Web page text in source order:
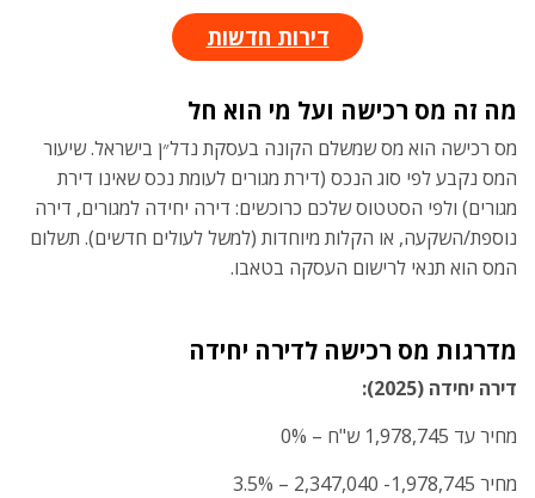
דירות חדשות
מה זה מס רכישה ועל מי הוא חל
מס רכישה הוא מס שמשלם הקונה בעסקת נדל״ן בישראל. שיעור
המס נקבע לפי סוג הנכס (דירת מגורים לעומת נכס שאינו דירת
מגורים) ולפי הסטטוס שלכם כרוכשים: דירה יחידה למגורים, דירה
נוספת/השקעה, או הקלות מיוחדות (למשל לעולים חדשים). תשלום
המס הוא תנאי לרישום העסקה בטאבו.
מדרגות מס רכישה לדירה יחידה
דירה יחידה (2025):
מחיר עד 1,978,745 ש"ח – 0%
מחיר 1,978,745- 2,347,040 – 3.5%